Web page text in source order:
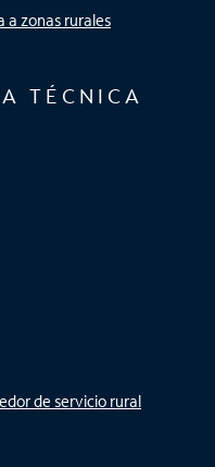
a zonas rurales
TÉCNICA
de servicio rural